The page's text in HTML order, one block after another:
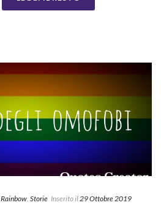
Rainbow Storie Inserito il 29 Ottobre 2019